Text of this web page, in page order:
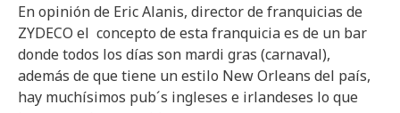
En opinión de Eric Alanis, director de franquicias de
ZYDECO el concepto de esta franquicia es de un bar
donde todos los días son mardi gras (carnaval),
además de que tiene un estilo New Orleans del país,
hay muchísimos pub´s ingleses e irlandeses lo que